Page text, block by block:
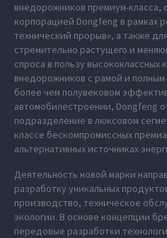
внедорожников премиум-класса,
корпорацией Dongfeng в рамках
технический прорыв», а также
стремительно растущего и
спроса в пользу высококлассных
внедорожников с рамой и
более чем полувековом
автомобилестроении, Dongfeng
подразделение в люксовом
классе бескомпромиссных
альтернативных источниках
Деятельность новой марки
разработку уникальных
производство, техническое
экологии. В основе концепции
передовые разработки